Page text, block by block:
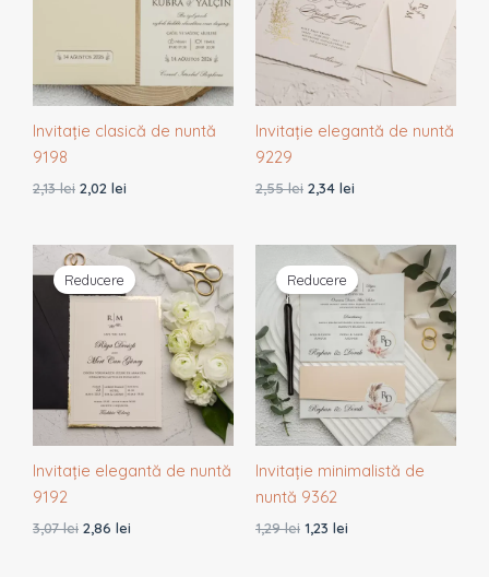
Invitație clasică de nuntă
9198
2,13lei 2,02 lei
Invitație elegantă de nuntă
9229
2,55lei 2,34 lei
Reducere
Invitație elegantă de nuntă
9192
3,07lei
Prețul
inițial
a
3,07 lei.
2,86 lei
Prețul
curent
este:
2,86 lei.
Reducere
Invitație minimalistă de
nuntă 9362
1,29lei
Prețul
inițial
a
fost:
1,29 lei.
1,23 lei
Prețul
curent
este:
1,23 lei.